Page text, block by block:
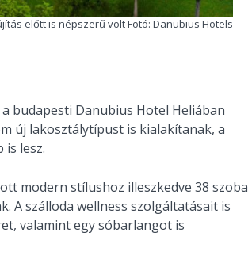
előtt is népszerű volt Fotó: Danubius Hotels
budapesti Danubius Hotel Heliában
új lakosztálytípust is kialakítanak, a
is lesz.
modern stílushoz illeszkedve 38 szoba
A szálloda wellness szolgáltatásait is
valamint egy sóbarlangot is